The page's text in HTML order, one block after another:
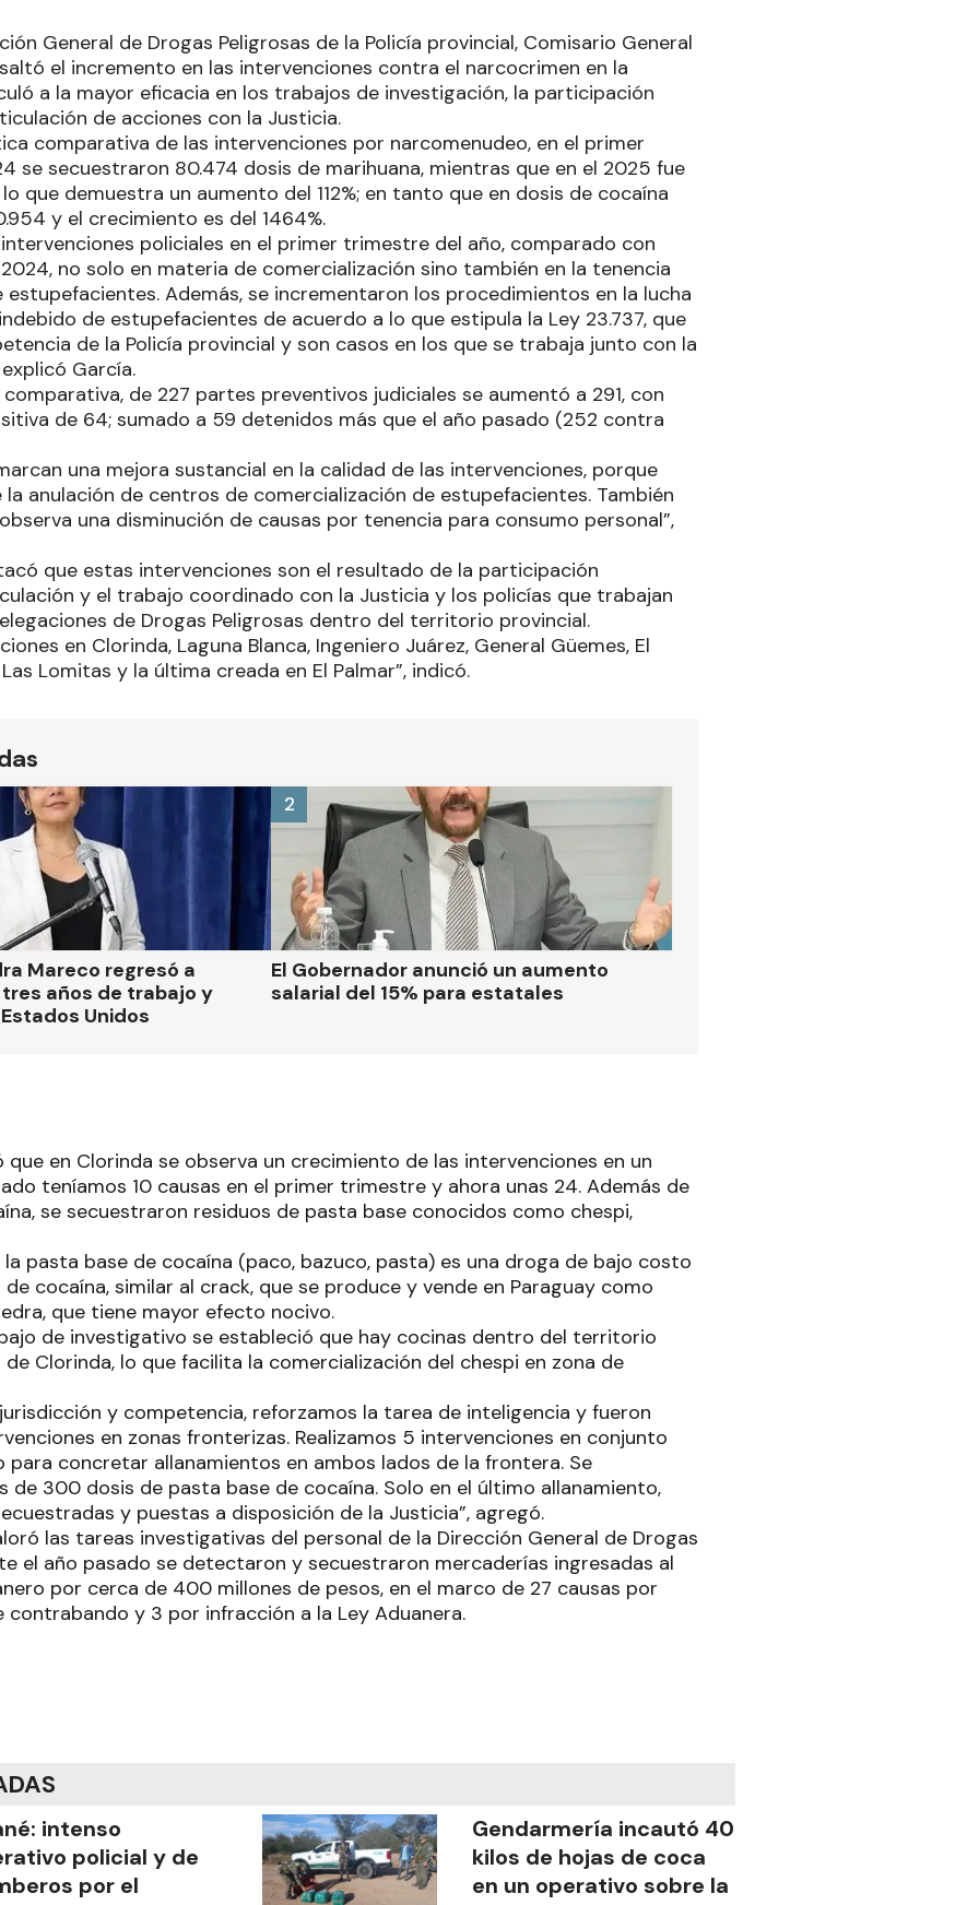
General de Drogas Peligrosas de la Policía provincial, Comisario General
el incremento en las intervenciones contra el narcocrimen en la
a la mayor eficacia en los trabajos de investigación, la participación
de acciones con la Justicia.
comparativa de las intervenciones por narcomenudeo, en el primer
se secuestraron 80.474 dosis de marihuana, mientras que en el 2025 fue
que demuestra un aumento del 112%; en tanto que en dosis de cocaína
y el crecimiento es del 1464%.
policiales en el primer trimestre del año, comparado con
no solo en materia de comercialización sino también en la tenencia
Además, se incrementaron los procedimientos en la lucha
de estupefacientes de acuerdo a lo que estipula la Ley 23.737, que
de la Policía provincial y son casos en los que se trabaja junto con la
García.
comparativa, de 227 partes preventivos judiciales se aumentó a 291, con
de 64; sumado a 59 detenidos más que el año pasado (252 contra
una mejora sustancial en la calidad de las intervenciones, porque
anulación de centros de comercialización de estupefacientes. También
una disminución de causas por tenencia para consumo personal”,
que estas intervenciones son el resultado de la participación
y el trabajo coordinado con la Justicia y los policías que trabajan
de Drogas Peligrosas dentro del territorio provincial.
en Clorinda, Laguna Blanca, Ingeniero Juárez, General Güemes, El
Lomitas y la última creada en El Palmar”, indicó.
Mareco regresó a
años de trabajo y
Unidos
El Gobernador anunció un aumento
salarial del 15% para estatales
2
que en Clorinda se observa un crecimiento de las intervenciones en un
teníamos 10 causas en el primer trimestre y ahora unas 24. Además de
se secuestraron residuos de pasta base conocidos como chespi,
pasta base de cocaína (paco, bazuco, pasta) es una droga de bajo costo
cocaína, similar al crack, que se produce y vende en Paraguay como
que tiene mayor efecto nocivo.
de investigativo se estableció que hay cocinas dentro del territorio
Clorinda, lo que facilita la comercialización del chespi en zona de
y competencia, reforzamos la tarea de inteligencia y fueron
en zonas fronterizas. Realizamos 5 intervenciones en conjunto
para concretar allanamientos en ambos lados de la frontera. Se
de 300 dosis de pasta base de cocaína. Solo en el último allanamiento,
y puestas a disposición de la Justicia”, agregó.
las tareas investigativas del personal de la Dirección General de Drogas
el año pasado se detectaron y secuestraron mercaderías ingresadas al
por cerca de 400 millones de pesos, en el marco de 27 causas por
y 3 por infracción a la Ley Aduanera.
intenso
policial y de
por el
Gendarmería incautó 40
kilos de hojas de coca
en un operativo sobre la